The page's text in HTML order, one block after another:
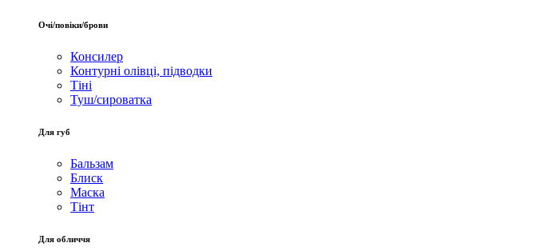
Очі/повіки/брови
Консилер
Контурні олівці, підводки
Тіні
Туш/сироватка
Для губ
Бальзам
Блиск
Маска
Тінт
Для обличчя